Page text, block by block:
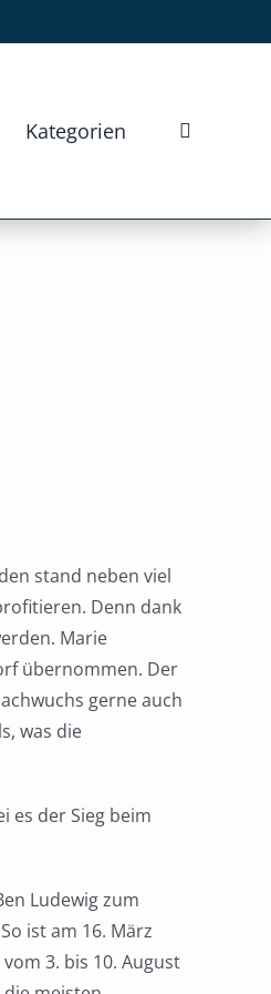
Kategorien
stand neben viel
Denn dank
Marie
übernommen. Der
gerne auch
was die
es der Sieg beim
Ludewig zum
ist am 16. März
3. bis 10. August